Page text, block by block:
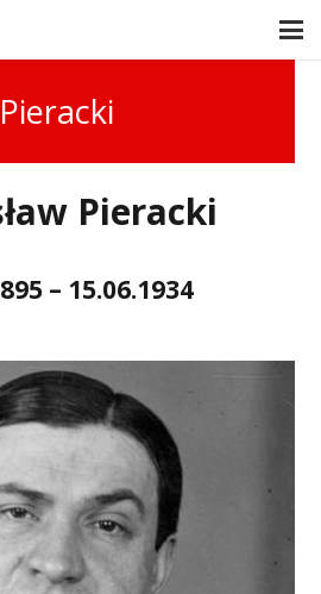
Pieracki
– 15.06.1934